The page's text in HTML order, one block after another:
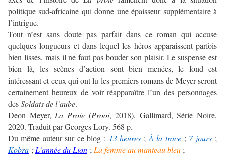
politique sud-africaine qui donne une épaisseur supplémentaire à
l’intrigue.
Tout n’est sans doute pas parfait dans ce roman qui accuse
quelques longueurs et dans lequel les héros apparaissent parfois
bien lisses, mais il ne faut pas bouder son plaisir. Le suspense est
bien là, les scènes d’action sont bien menées, le fond est
intéressant et ceux qui ont lu les premiers romans de Meyer seront
certainement heureux de voir réapparaître l’un des personnages
desSoldats de l’aube.
Deon Meyer, La Proie(Prooi, 2018), Gallimard, Série Noire,
2020. Traduit par Georges Lory. 568 p.
Du même auteur sur ce blog : 13 heures ; À la trace; 7 jours;
Kobra ; L’année du Lion ; La femme au manteau bleu ;